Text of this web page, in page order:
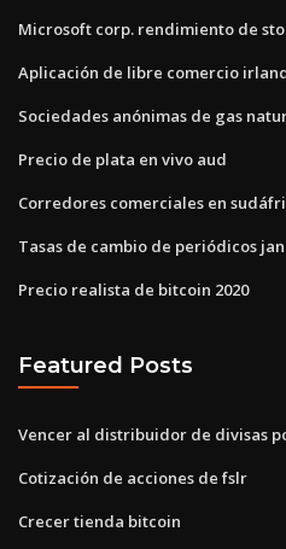
Microsoft corp. rendimiento de
Aplicación de libre comercio
Sociedades anónimas de gas
Precio de plata en vivo aud
Corredores comerciales en
Tasas de cambio de periódicos
Precio realista de bitcoin 2020
Featured Posts
Vencer al distribuidor de divisas
Cotización de acciones de fslr
Crecer tienda bitcoin